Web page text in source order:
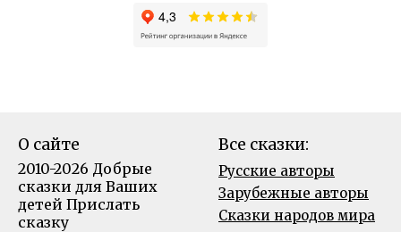
О сайте
2010-2026 Добрые
сказки для Ваших
детей Прислать
сказку
Все сказки:
Русские авторы
Зарубежные авторы
Сказки народов мира